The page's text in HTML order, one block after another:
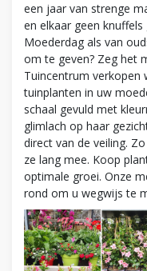
een jaar van strenge
en elkaar geen
Moederdag als van
om te geven? Zeg het
Tuincentrum verkopen
tuinplanten in uw
schaal gevuld met
glimlach op haar
direct van de veiling.
ze lang mee. Koop
optimale groei. Onze
rond om u wegwijs te